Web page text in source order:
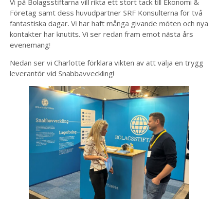
Vi på Bolagsstiftarna vill rikta ett stort tack till Ekonomi &
Företag samt dess huvudpartner SRF Konsulterna för två
fantastiska dagar. Vi har haft många givande möten och nya
kontakter har knutits. Vi ser redan fram emot nästa års
evenemang!
Nedan ser vi Charlotte förklara vikten av att välja en trygg
leverantör vid Snabbavveckling!